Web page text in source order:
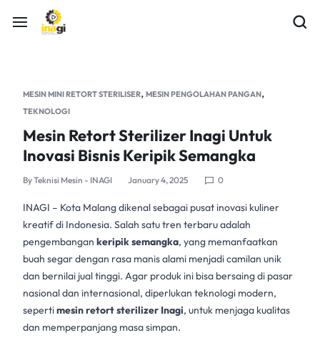
MESIN MINI RETORT STERILISER, MESIN PENGOLAHAN PANGAN,
TEKNOLOGI
Mesin Retort Sterilizer Inagi Untuk
Inovasi Bisnis Keripik Semangka
ByTeknisi Mesin - INAGI January 4, 2025 0
INAGI – Kota Malang dikenal sebagai pusat inovasi kuliner
kreatif di Indonesia. Salah satu tren terbaru adalah
pengembangan keripik semangka, yang memanfaatkan
buah segar dengan rasa manis alami menjadi camilan unik
dan bernilai jual tinggi. Agar produk ini bisa bersaing di pasar
nasional dan internasional, diperlukan teknologi modern,
sepertimesin retort sterilizer Inagi, untuk menjaga kualitas
dan memperpanjang masa simpan.